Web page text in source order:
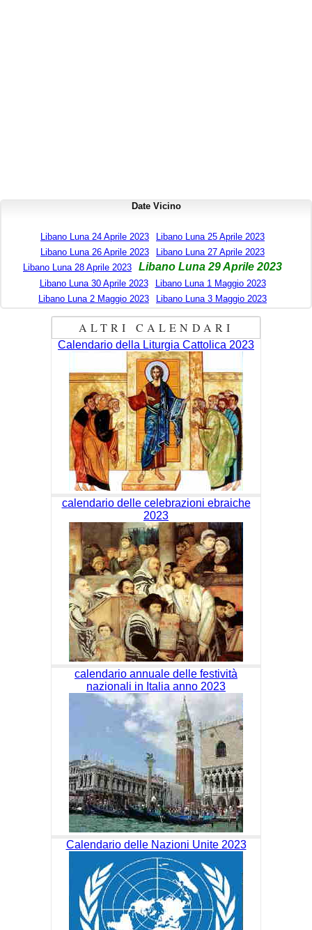
Date Vicino
Libano Luna 24 Aprile 2023
Libano Luna 25 Aprile 2023
Libano Luna 26 Aprile 2023
Libano Luna 27 Aprile 2023
Libano Luna 28 Aprile 2023
Libano Luna 29 Aprile 2023
Libano Luna 30 Aprile 2023
Libano Luna 1 Maggio 2023
Libano Luna 2 Maggio 2023
Libano Luna 3 Maggio 2023
ALTRI CALENDARI
Calendario della Liturgia Cattolica 2023
calendario delle celebrazioni ebraiche
2023
calendario annuale delle festività
nazionali in Italia anno 2023
Calendario delle Nazioni Unite 2023